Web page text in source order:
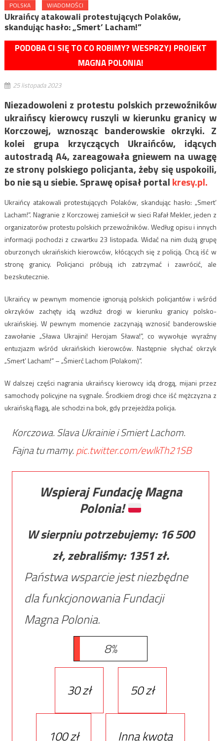
POLSKA WIADOMOŚCI
Ukraińcy atakowali protestujących Polaków,
skandując hasło: „Smert’ Lacham!”
PODOBA CI SIĘ TO CO ROBIMY? WESPRZYJ PROJEKT
MAGNA POLONIA!
25 listopada 2023
Niezadowoleni z protestu polskich przewoźników
ukraińscy kierowcy ruszyli w kierunku granicy w
Korczowej, wznosząc banderowskie okrzyki. Z
kolei grupa krzyczących Ukraińców, idących
autostradą A4, zareagowała gniewem na uwagę
ze strony polskiego policjanta, żeby się uspokoili,
bo nie są u siebie. Sprawę opisał portalkresy.pl.
Ukraińcy atakowali protestujących Polaków, skandując hasło: „Smert’
Lacham!”. Nagranie z Korczowej zamieścił w sieci Rafał Mekler, jeden z
organizatorów protestu polskich przewoźników. Według opisu i innych
informacji pochodzi z czwartku 23 listopada. Widać na nim dużą grupę
oburzonych ukraińskich kierowców, kłócących się z policją. Chcą iść w
stronę granicy. Policjanci próbują ich zatrzymać i zawrócić, ale
bezskutecznie.
Ukraińcy w pewnym momencie ignorują polskich policjantów i wśród
okrzyków zachęty idą wzdłuż drogi w kierunku granicy polsko-
ukraińskiej. W pewnym momencie zaczynają wznosić banderowskie
zawołanie „Sława Ukrajini! Herojam Sława!”, co wywołuje wyraźny
entuzjazm wśród ukraińskich kierowców. Następnie słychać okrzyk
„Smert’ Lacham!” – „Śmierć Lachom (Polakom)”.
W dalszej części nagrania ukraińscy kierowcy idą drogą, mijani przez
samochody policyjne na sygnale. Środkiem drogi chce iść mężczyzna z
ukraińską flagą, ale schodzi na bok, gdy przejeżdża policja.
Korczowa. Slava Ukrainie i Smiert Lachom.
Fajna tu mamy.pic.twitter.com/ewlkTh21SB
Wspieraj Fundację Magna
Polonia!
W sierpniu potrzebujemy: 16 500
zł, zebraliśmy: 1351zł.
Państwa wsparcie jest niezbędne
dla funkcjonowania Fundacji
Magna Polonia.
8%
30 zł 50 zł
100 zł Inna kwota